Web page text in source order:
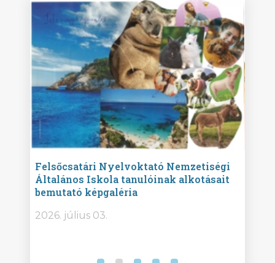
Felsőcsatári Nyelvoktató Nemzetiségi
Általános Iskola tanulóinak alkotásait
bemutató képgaléria
2026. július 03.